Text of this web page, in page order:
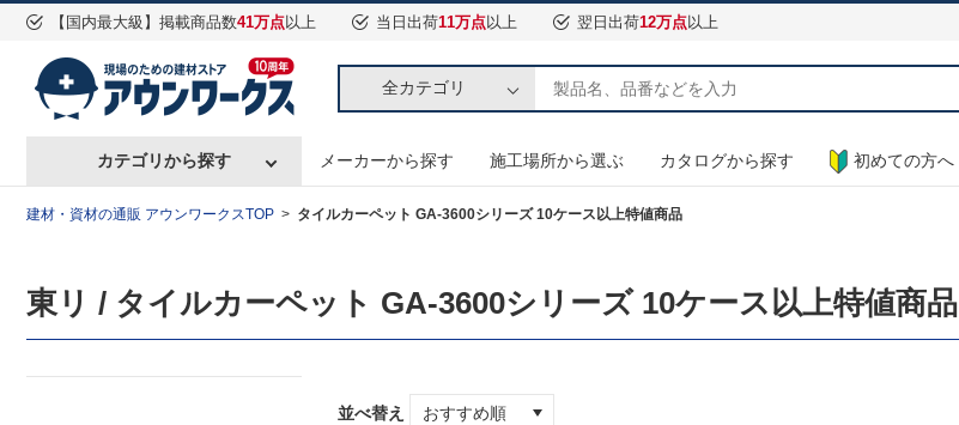
【国内最大級】掲載商品数41万点以上 当日出荷11万点以上 翌日出荷12万点以上
全カテゴリ
カテゴリから探す メーカーから探す 施工場所から選ぶ カタログから探す 初めての方へ
建材・資材の通販 アウンワークスTOP タイルカーペット GA-3600シリーズ 10ケース以上特値商品
東リ / タイルカーペット GA-3600シリーズ 10ケース以上特値商品
並べ替え